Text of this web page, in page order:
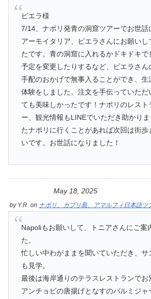
ピエラ様
7/14、ナポリ発青の洞窟ツアーでお世話
アーモイタリア、ピエラさんにお願いし
たです。青の洞窟に入れるかドキドキで
予定を変更したりするなど、ピエラさん
手配のおかげで無事入ることができ、生
体験をしました。注文を手伝っていただ
ても美味しかったです！ナポリのレスト
ー、観光情報もLINEでいただき助かり
たナポリに行くことがあれば次回は街歩
いです。お世話になりました！
May 18, 2025
by Y.R. on ナポリ、カプリ島、アマルフィ日本語ツ
Napoliもお願いして、トニアさんにご案
た。
忙しい中わがままを聞いていただき、サ
も見学。
最後は海岸通りのテラスレストランでお
アンチョビの唐揚げとなすのパルミジャ